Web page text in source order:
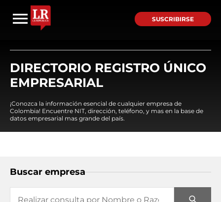
SUSCRIBIRSE
DIRECTORIO REGISTRO ÚNICO
EMPRESARIAL
¡Conozca la información esencial de cualquier empresa de
Colombia! Encuentre NIT, dirección, teléfono, y mas en la base de
datos empresarial mas grande del país.
Buscar empresa